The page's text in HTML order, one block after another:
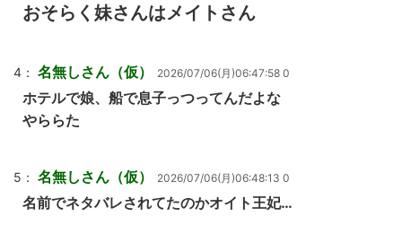
おそらく妹さんはメイトさん
4： 名無しさん（仮） 2026/07/06(月)06:47:58 0
ホテルで娘、船で息子っつってんだよな
やららた
5： 名無しさん（仮） 2026/07/06(月)06:48:13 0
名前でネタバレされてたのかオイト王妃…